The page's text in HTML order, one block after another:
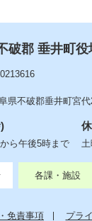
破郡 垂井町役
県不破郡垂井町宮代
ら午後5時まで
各課・施設
免責事項 プラ